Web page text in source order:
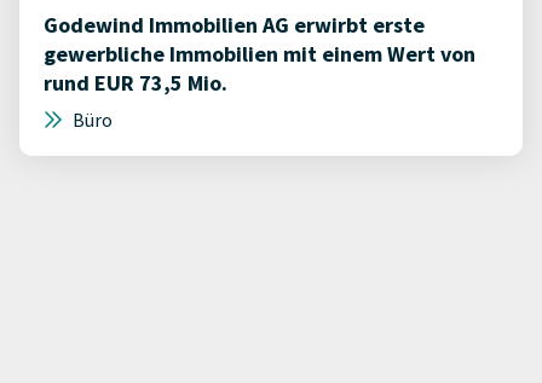
Godewind Immobilien AG erwirbt erste
gewerbliche Immobilien mit einem Wert von
rund EUR 73,5 Mio.
Büro